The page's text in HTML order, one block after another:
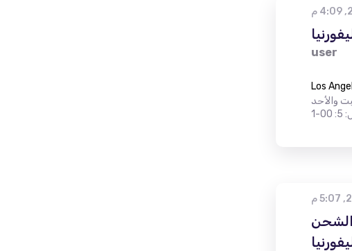
user
Los
والأحد
الشحن